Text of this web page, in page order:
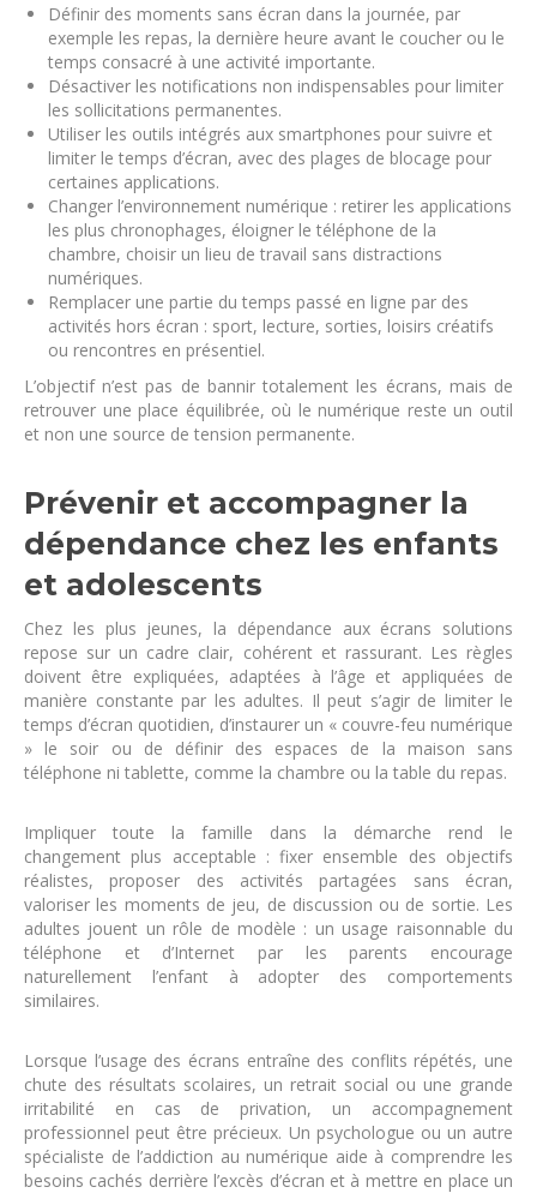
Définir des moments sans écran dans la journée, par
exemple les repas, la dernière heure avant le coucher ou le
temps consacré à une activité importante.
Désactiver les notifications non indispensables pour limiter
les sollicitations permanentes.
Utiliser les outils intégrés aux smartphones pour suivre et
limiter le temps d’écran, avec des plages de blocage pour
certaines applications.
Changer l’environnement numérique : retirer les applications
les plus chronophages, éloigner le téléphone de la
chambre, choisir un lieu de travail sans distractions
numériques.
Remplacer une partie du temps passé en ligne par des
activités hors écran : sport, lecture, sorties, loisirs créatifs
ou rencontres en présentiel.
L’objectif n’est pas de bannir totalement les écrans, mais de
retrouver une place équilibrée, où le numérique reste un outil
et non une source de tension permanente.
Prévenir et accompagner la
dépendance chez les enfants
et adolescents
Chez les plus jeunes, la dépendance aux écrans solutions
repose sur un cadre clair, cohérent et rassurant. Les règles
doivent être expliquées, adaptées à l’âge et appliquées de
manière constante par les adultes. Il peut s’agir de limiter le
temps d’écran quotidien, d’instaurer un « couvre-feu numérique
» le soir ou de définir des espaces de la maison sans
téléphone ni tablette, comme la chambre ou la table du repas.
Impliquer toute la famille dans la démarche rend le
changement plus acceptable : fixer ensemble des objectifs
réalistes, proposer des activités partagées sans écran,
valoriser les moments de jeu, de discussion ou de sortie. Les
adultes jouent un rôle de modèle : un usage raisonnable du
téléphone et d’Internet par les parents encourage
naturellement l’enfant à adopter des comportements
similaires.
Lorsque l’usage des écrans entraîne des conflits répétés, une
chute des résultats scolaires, un retrait social ou une grande
irritabilité en cas de privation, un accompagnement
professionnel peut être précieux. Un psychologue ou un autre
spécialiste de l’addiction au numérique aide à comprendre les
besoins cachés derrière l’excès d’écran et à mettre en place un